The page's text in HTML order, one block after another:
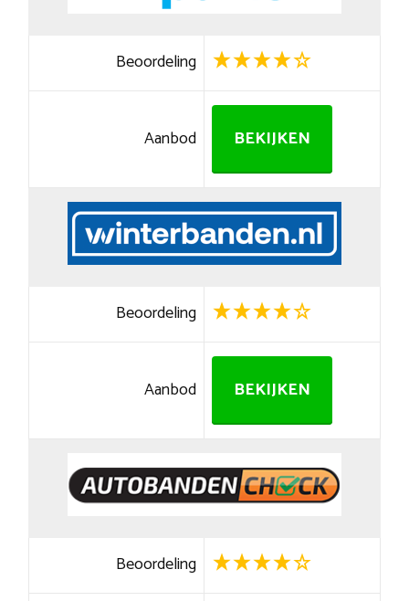
Beoordeling
Aanbod BEKIJKEN
Beoordeling
Aanbod BEKIJKEN
Beoordeling